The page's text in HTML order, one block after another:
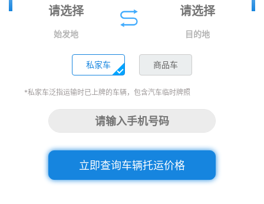
始发地 目的地
私家车 商品车
*私家车泛指运输时已上牌的车辆，包含汽车临时牌照
立即查询车辆托运价格